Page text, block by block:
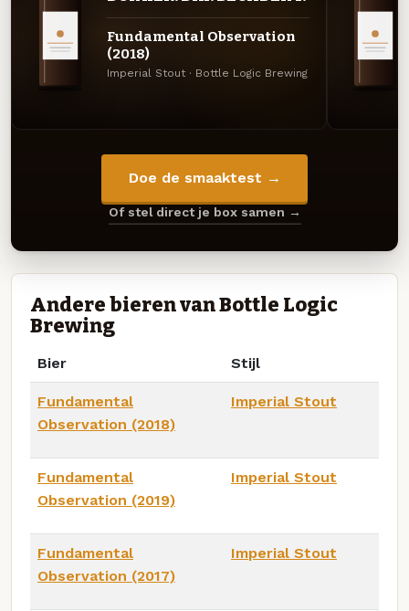
Fundamental Observation
(2018)
Imperial Stout · Bottle Logic Brewing
Doe de smaaktest →
Of stel direct je box samen →
Andere bieren van Bottle Logic
Brewing
Bier Stijl
Fundamental
Observation (2018)
Imperial Stout
Fundamental
Observation (2019)
Imperial Stout
Fundamental
Observation (2017)
Imperial Stout